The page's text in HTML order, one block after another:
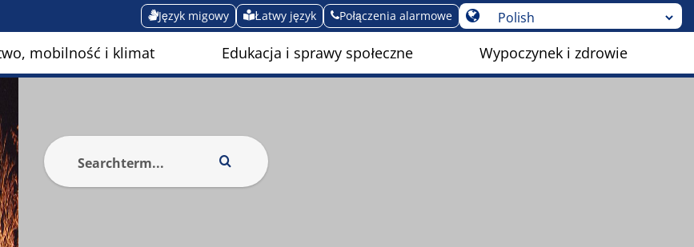
Język migowy Łatwy język Połączenia alarmowe
mobilność i klimat Edukacja i sprawy społeczne Wypoczynek i zdrowie